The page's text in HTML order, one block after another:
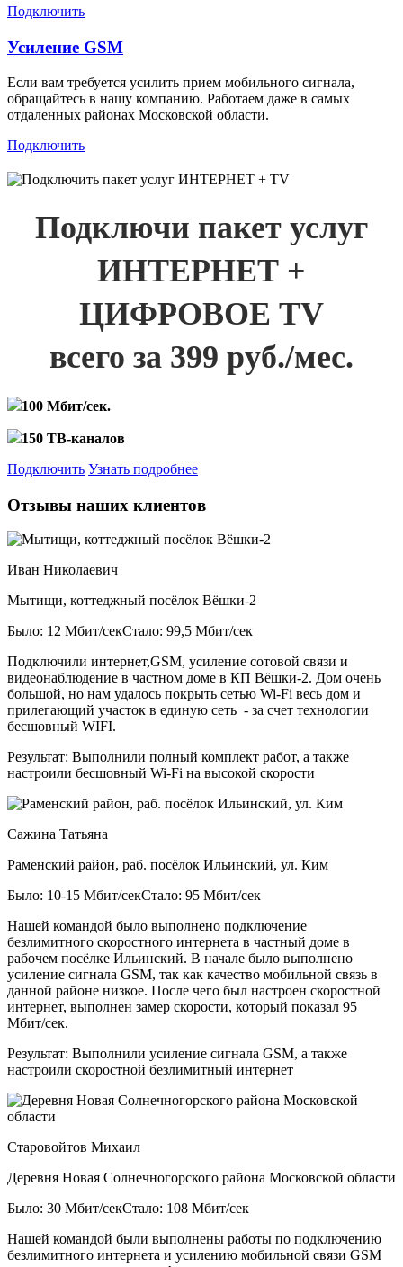
Подключить
Усиление GSM
Если вам требуется усилить прием мобильного сигнала,
обращайтесь в нашу компанию. Работаем даже в самых
отдаленных районах Московской области.
Подключить
Подключи пакет услуг
ИНТЕРНЕТ +
ЦИФРОВОЕ TV
всего за 399 руб./мес.
100 Мбит/сек.
150 ТВ-каналов
Подключить Узнать подробнее
Отзывы наших клиентов
Иван Николаевич
Мытищи, коттеджный посёлок Вёшки-2
Было: 12 Мбит/секСтало: 99,5 Мбит/сек
Подключили интернет,GSM, усиление сотовой связи и
видеонаблюдение в частном доме в КП Вёшки-2. Дом очень
большой, но нам удалось покрыть сетью Wi-Fi весь дом и
прилегающий участок в единую сеть - за счет технологии
бесшовный WIFI.
Результат: Выполнили полный комплект работ, а также
настроили бесшовный Wi-Fi на высокой скорости
Сажина Татьяна
Раменский район, раб. посёлок Ильинский, ул. Ким
Было: 10-15 Мбит/секСтало: 95 Мбит/сек
Нашей командой было выполнено подключение
безлимитного скоростного интернета в частный доме в
рабочем посёлке Ильинский. В начале было выполнено
усиление сигнала GSM, так как качество мобильной связь в
данной районе низкое. После чего был настроен скоростной
интернет, выполнен замер скорости, который показал 95
Мбит/сек.
Результат: Выполнили усиление сигнала GSM, а также
настроили скоростной безлимитный интернет
Старовойтов Михаил
Деревня Новая Солнечногорского района Московской области
Было: 30 Мбит/секСтало: 108 Мбит/сек
Нашей командой были выполнены работы по подключению
безлимитного интернета и усилению мобильной связи GSM